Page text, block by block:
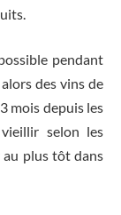
pendant
des vins de
mois depuis les
selon les
au plus tôt dans